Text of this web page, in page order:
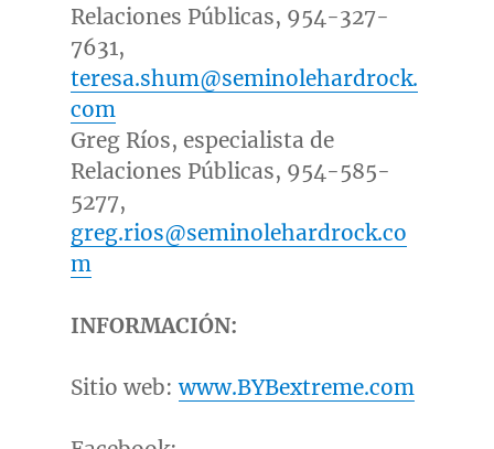
Relaciones Públicas, 954-327-
7631,
teresa.shum@seminolehardrock.
com
Greg Ríos, especialista de
Relaciones Públicas, 954-585-
5277,
greg.rios@seminolehardrock.co
m
INFORMACIÓN:
Sitio web:www.BYBextreme.com